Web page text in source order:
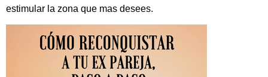
estimular la zona que mas desees.